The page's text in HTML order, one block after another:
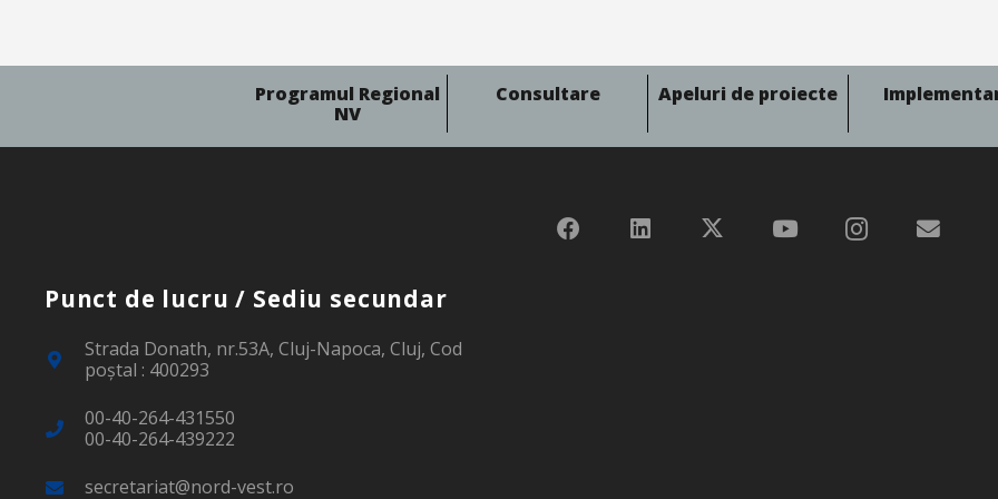
Programul Regional
NV
Consultare Apeluri de proiecte
Punct de lucru / Sediu secundar
Strada Donath, nr.53A, Cluj-Napoca, Cluj, Cod
poştal : 400293
00-40-264-431550
00-40-264-439222
secretariat@nord-vest.ro